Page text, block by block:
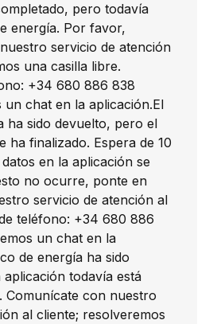
pero todavía
energía. Por favor,
servicio de atención
una casilla libre.
+34 680 886 838
un chat en la aplicación.El
ha sido devuelto, pero el
ha finalizado. Espera de 10
en la aplicación se
no ocurre, ponte en
servicio de atención al
teléfono: +34 680 886
un chat en la
de energía ha sido
todavía está
Comunícate con nuestro
al cliente; resolveremos